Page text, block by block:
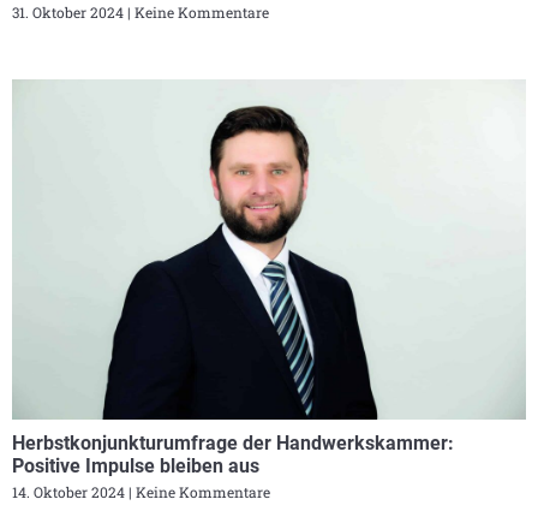
31. Oktober 2024 Keine Kommentare
Herbstkonjunkturumfrage der Handwerkskammer:
Positive Impulse bleiben aus
14. Oktober 2024 Keine Kommentare